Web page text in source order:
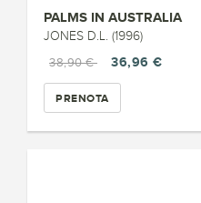
PALMS IN AUSTRALIA
JONES D.L. (1996)
38,90 €
36,96 €
PRENOTA